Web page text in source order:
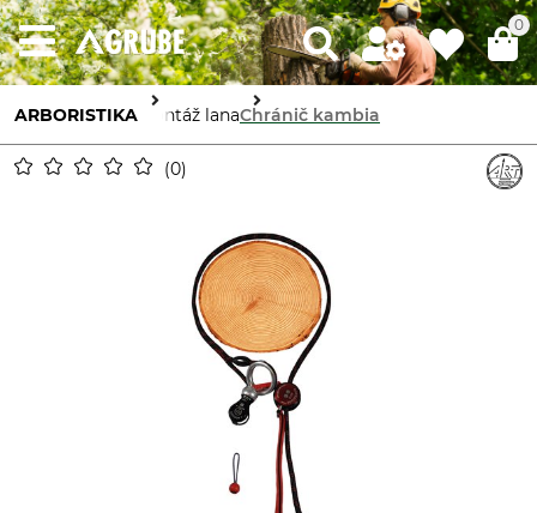
0
ARBORISTIKA Montáž lanaChránič kambia
0